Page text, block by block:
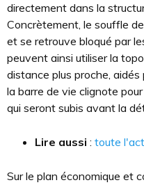
directement dans la
Concrètement, le souffle
et se retrouve bloqué par
peuvent ainsi utiliser la
distance plus proche,
la barre de vie clignote
qui seront subis avant la
Lire aussi : toute
Sur le plan économique et